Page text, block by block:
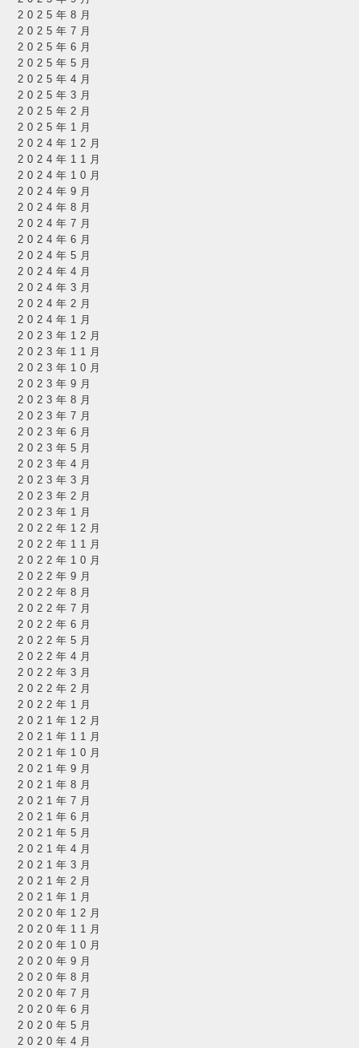
2025年8月
2025年7月
2025年6月
2025年5月
2025年4月
2025年3月
2025年2月
2025年1月
2024年12月
2024年11月
2024年10月
2024年9月
2024年8月
2024年7月
2024年6月
2024年5月
2024年4月
2024年3月
2024年2月
2024年1月
2023年12月
2023年11月
2023年10月
2023年9月
2023年8月
2023年7月
2023年6月
2023年5月
2023年4月
2023年3月
2023年2月
2023年1月
2022年12月
2022年11月
2022年10月
2022年9月
2022年8月
2022年7月
2022年6月
2022年5月
2022年4月
2022年3月
2022年2月
2022年1月
2021年12月
2021年11月
2021年10月
2021年9月
2021年8月
2021年7月
2021年6月
2021年5月
2021年4月
2021年3月
2021年2月
2021年1月
2020年12月
2020年11月
2020年10月
2020年9月
2020年8月
2020年7月
2020年6月
2020年5月
2020年4月